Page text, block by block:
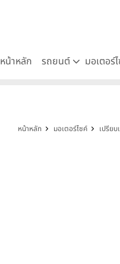
หน้าหลัก รถยนต์ มอเตอร์
หน้าหลัก มอเตอร์ไซค์ เปรีย